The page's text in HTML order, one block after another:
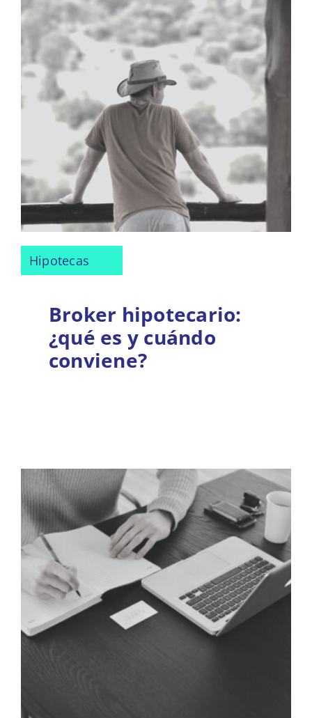
Hipotecas
Broker hipotecario:
¿qué es y cuándo
conviene?